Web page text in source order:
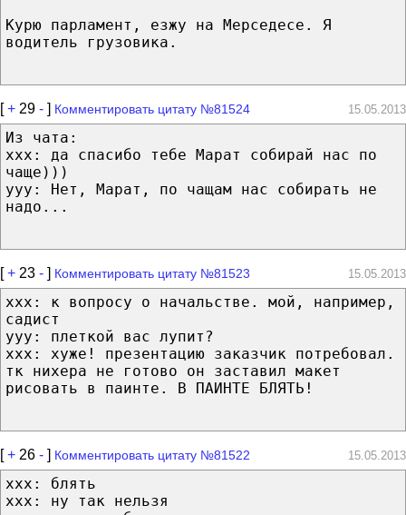
Курю парламент, езжу на Мерседесе. Я
водитель грузовика.
[+ 29 - ] Комментировать цитату №81524 15.05.2013
Из чата:
xxx: да спасибо тебе Марат собирай нас по
чаще)))
yyy: Нет, Марат, по чащам нас собирать не
надо...
[+ 23 - ] Комментировать цитату №81523 15.05.2013
xxx: к вопросу о начальстве. мой, например,
садист
yyy: плеткой вас лупит?
xxx: хуже! презентацию заказчик потребовал.
тк нихера не готово он заставил макет
рисовать в паинте. В ПАИНТЕ БЛЯТЬ!
[+ 26 - ] Комментировать цитату №81522 15.05.2013
xxx: блять
xxx: ну так нельзя